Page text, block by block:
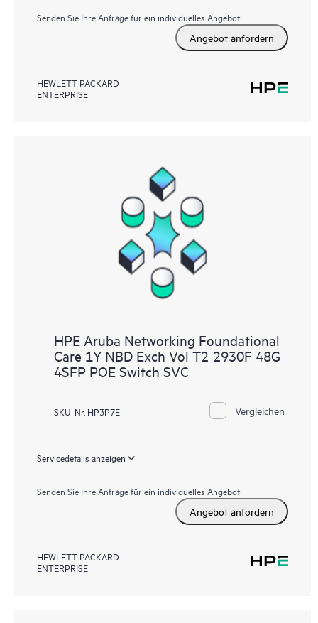
Senden Sie Ihre Anfrage für ein individuelles Angebot
Angebot anfordern
HEWLETT PACKARD
ENTERPRISE
HPE Aruba Networking Foundational
Care 1Y NBD Exch Vol T2 2930F 48G
4SFP POE Switch SVC
SKU-Nr. HP3P7E Vergleichen
Servicedetails anzeigen
Senden Sie Ihre Anfrage für ein individuelles Angebot
Angebot anfordern
HEWLETT PACKARD
ENTERPRISE